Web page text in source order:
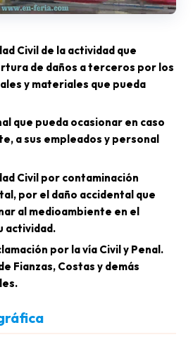
Civil de la actividad que
de daños a terceros por los
y materiales que pueda
que pueda ocasionar en caso
a sus empleados y personal
Civil por contaminación
por el daño accidental que
al medioambiente en el
actividad.
por la vía Civil y Penal.
Fianzas, Costas y demás